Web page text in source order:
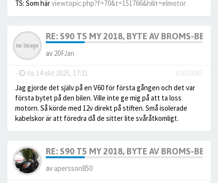
TS: Som härviewtopic.php?f=70&t=151766&hilit=elmotor
RE: S90 T5 MY 2018, BYTE AV BROMS-
av 20FJan
- tis 14 okt 2025, 17:31
#1619065
Jag gjorde det själv på en V60 för första gången och det var
första bytet på den bilen. Ville inte ge mig på att ta loss
motorn. Så körde med 12v direkt på stiften. Små isolerade
kabelskor är att föredra då de sitter lite svåråtkomligt.
RE: S90 T5 MY 2018, BYTE AV BROMS-
av apersson850